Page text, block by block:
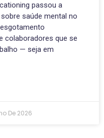
passou a
saúde mental no
colaboradores que se
— seja em
De 2026